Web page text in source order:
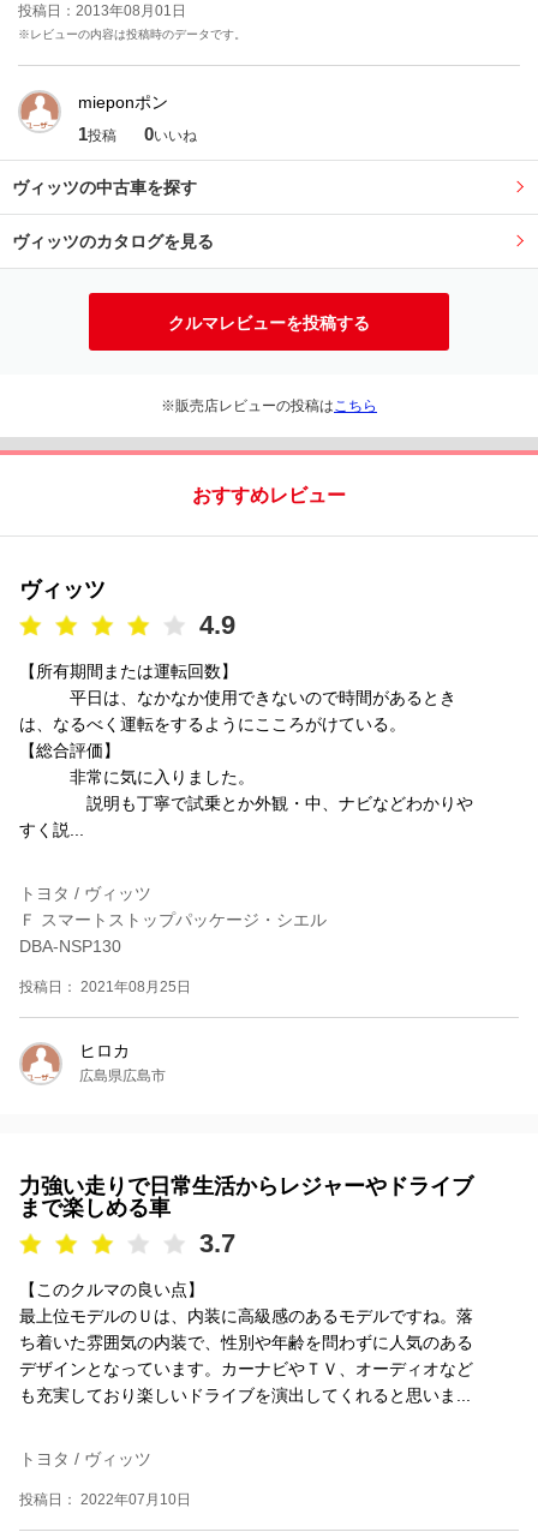
投稿日：2013年08月01日
※レビューの内容は投稿時のデータです。
mieponポン
1投稿 0いいね
ヴィッツの中古車を探す
ヴィッツのカタログを見る
クルマレビューを投稿する
※販売店レビューの投稿は こちら
おすすめレビュー
ヴィッツ
4.9
【所有期間または運転回数】
平日は、なかなか使用できないので時間があるとき
は、なるべく運転をするようにこころがけている。
【総合評価】
非常に気に入りました。
説明も丁寧で試乗とか外観・中、ナビなどわかりや
すく説...
トヨタ / ヴィッツ
Ｆ スマートストップパッケージ・シエル
DBA-NSP130
投稿日： 2021年08月25日
ヒロカ
広島県広島市
力強い走りで日常生活からレジャーやドライブ
まで楽しめる車
3.7
【このクルマの良い点】
最上位モデルのＵは、内装に高級感のあるモデルですね。落
ち着いた雰囲気の内装で、性別や年齢を問わずに人気のある
デザインとなっています。カーナビやＴＶ、オーディオなど
も充実しており楽しいドライブを演出してくれると思いま...
トヨタ / ヴィッツ
投稿日： 2022年07月10日